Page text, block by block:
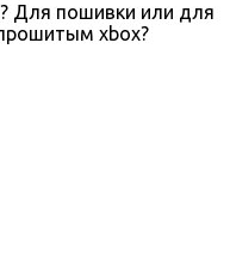
Для пошивки или для
xbox?